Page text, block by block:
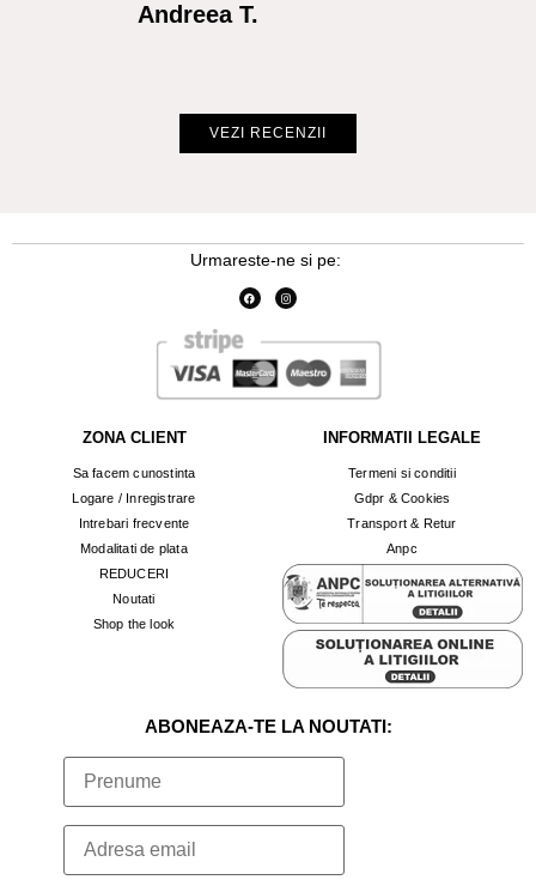
Andreea T.
VEZI RECENZII
Urmareste-ne si pe:
ZONA CLIENT
Sa facem cunostinta
Logare / Inregistrare
Intrebari frecvente
Modalitati de plata
REDUCERI
Noutati
Shop the look
INFORMATII LEGALE
Termeni si conditii
Gdpr & Cookies
Transport & Retur
Anpc
ABONEAZA-TE LA NOUTATI: